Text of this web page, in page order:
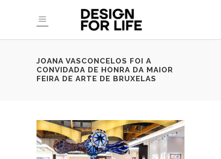
JOANA VASCONCELOS FOI A
CONVIDADA DE HONRA DA MAIOR
FEIRA DE ARTE DE BRUXELAS